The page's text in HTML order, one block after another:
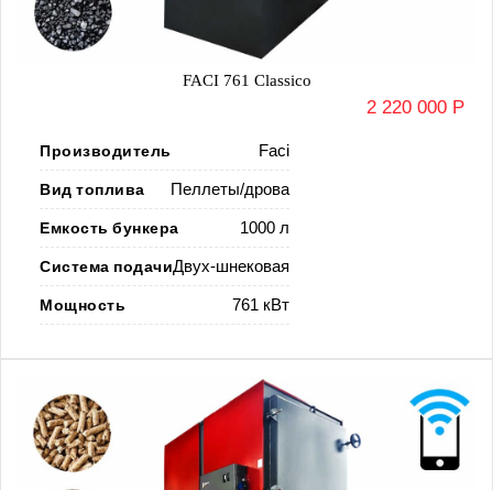
FACI 761 Classico
2 220 000 Р
Производитель Faci
Вид топлива Пеллеты/дрова
Емкость бункера 1000 л
Система подачиДвух-шнековая
Мощность 761 кВт